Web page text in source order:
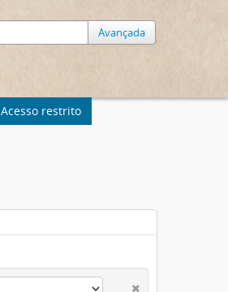
Avançada
Acesso restrito